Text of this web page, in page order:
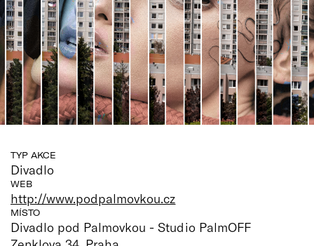
TYP AKCE
Divadlo
WEB
http://www.podpalmovkou.cz
MÍSTO
Divadlo pod Palmovkou - Studio PalmOFF